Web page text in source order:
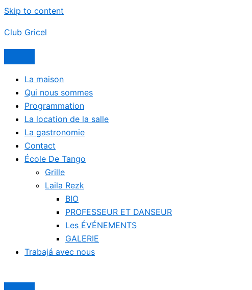
Skip to content
Club Gricel
La maison
Qui nous sommes
Programmation
La location de la salle
La gastronomie
Contact
École De Tango
Grille
Laila Rezk
BIO
PROFESSEUR ET DANSEUR
Les ÉVÉNEMENTS
GALERIE
Trabajá avec nous